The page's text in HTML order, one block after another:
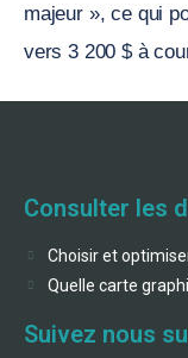
majeur », ce qui
vers 3 200 $ à
Consulter les
Choisir et
Quelle carte
Suivez nous